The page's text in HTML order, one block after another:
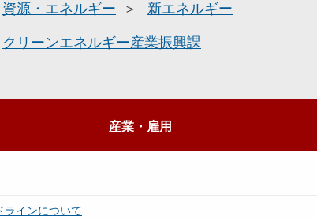
資源・エネルギー 新エネルギー
クリーンエネルギー産業振興課
産業・雇用
ラインについて